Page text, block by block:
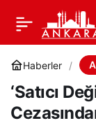
Haberler
‘Satıcı
‘Satıcı Değil,
Dedi, Hapis
Kurtulamadı